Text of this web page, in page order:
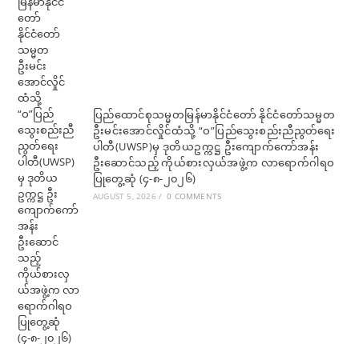
ပြည်ထောင်စုသမ္မတမြန်မာနိုင်ငံတော် နိုင်ငံတော်သမ္မတ
ဦးမင်းအောင်လှိုင်ထံသို့ “ဝ”ပြည်သွေးစည်းညီညွတ်ရေး
ပါတီ(UWSP)မှ ဒုတိယဥက္ကဋ္ဌ ဦးကျောက်ကော်အန်း
ဦးဆောင်သည့် ကိုယ်စားလှယ်အဖွဲ့က လာရောက်ဂါရဝ
ပြုတွေ့ဆုံ (၄-၈-၂၀၂၆)
AUGUST 5, 2026 / 0 COMMENTS